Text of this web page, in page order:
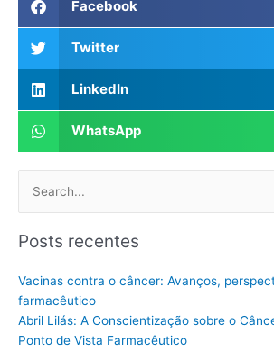
Facebook
Twitter
LinkedIn
WhatsApp
Pesquisar
por:
Posts recentes
Vacinas contra o câncer: Avanços,
farmacêutico
Abril Lilás: A Conscientização sobre o
Ponto de Vista Farmacêutico